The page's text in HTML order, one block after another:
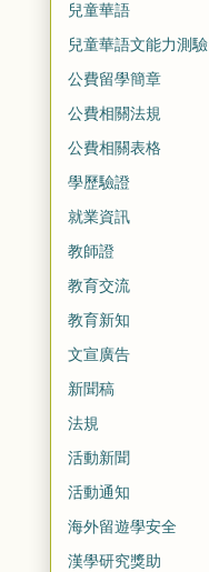
兒童華語
兒童華語文能力測驗
公費留學簡章
公費相關法規
公費相關表格
學歷驗證
就業資訊
教師證
教育交流
教育新知
文宣廣告
新聞稿
法規
活動新聞
活動通知
海外留遊學安全
漢學研究獎助